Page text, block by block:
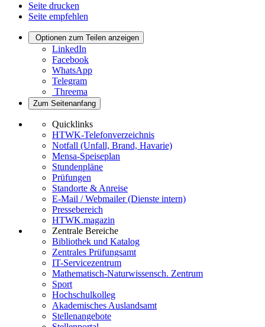
Seite drucken
Seite empfehlen
Optionen zum Teilen anzeigen
LinkedIn
Facebook
WhatsApp
Telegram
Threema
Zum Seitenanfang
Quicklinks
HTWK-Telefonverzeichnis
Notfall (Unfall, Brand, Havarie)
Mensa-Speiseplan
Stundenpläne
Prüfungen
Standorte & Anreise
E-Mail / Webmailer (Dienste intern)
Pressebereich
HTWK.magazin
Zentrale Bereiche
Bibliothek und Katalog
Zentrales Prüfungsamt
IT-Servicezentrum
Mathematisch-Naturwissensch. Zentrum
Sport
Hochschulkolleg
Akademisches Auslandsamt
Stellenangebote